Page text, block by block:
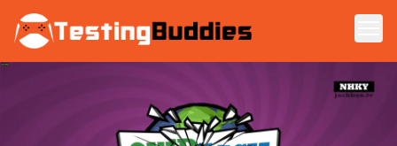
Zum Hauptinhalt springen